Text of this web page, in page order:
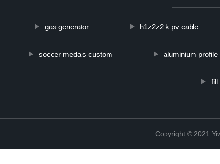
gas generator h1z2z2 k pv cable
soccer medals custom aluminium
fill
Copyright © 2021